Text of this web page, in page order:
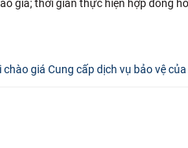
giá; thời gian thực hiện hợp đồng
giá Cung cấp dịch vụ bảo vệ